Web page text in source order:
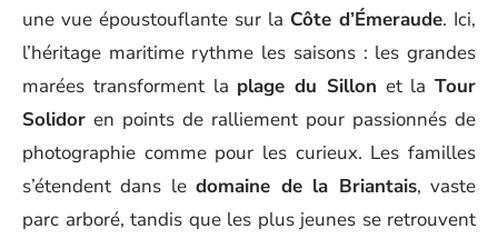
une vue époustouflante sur la Côte d’Émeraude. Ici,
l’héritage maritime rythme les saisons : les grandes
marées transforment la plage du Sillon et la Tour
Solidor en points de ralliement pour passionnés de
photographie comme pour les curieux. Les familles
s’étendent dans ledomaine de la Briantais, vaste
parc arboré, tandis que les plus jeunes se retrouvent